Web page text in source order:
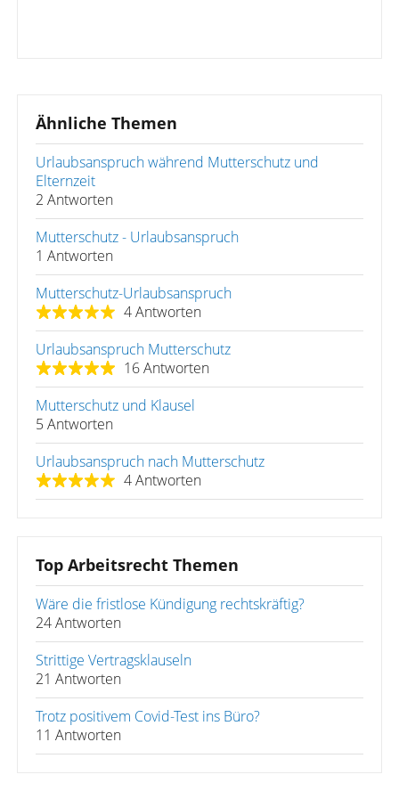
Ähnliche Themen
Urlaubsanspruch während Mutterschutz und
Elternzeit
2 Antworten
Mutterschutz - Urlaubsanspruch
1 Antworten
Mutterschutz-Urlaubsanspruch
4 Antworten
Urlaubsanspruch Mutterschutz
16 Antworten
Mutterschutz und Klausel
5 Antworten
Urlaubsanspruch nach Mutterschutz
4 Antworten
Top Arbeitsrecht Themen
Wäre die fristlose Kündigung rechtskräftig?
24 Antworten
Strittige Vertragsklauseln
21 Antworten
Trotz positivem Covid-Test ins Büro?
11 Antworten